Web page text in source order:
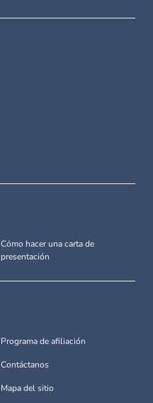
Cómo hacer una carta de
presentación
Programa de afiliación
Contáctanos
Mapa del sitio